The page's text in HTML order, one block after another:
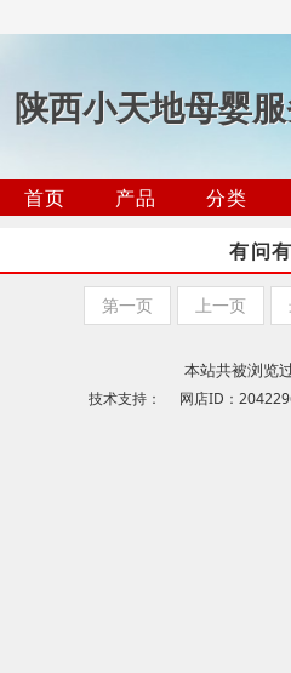
陕西小天地母婴
首页 产品 分类
有问
第一页 上一页
本站共被浏览
技术支持： 网店ID：